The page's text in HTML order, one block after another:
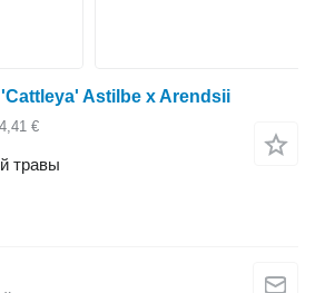
Astilbe x Arendsii
€
травы